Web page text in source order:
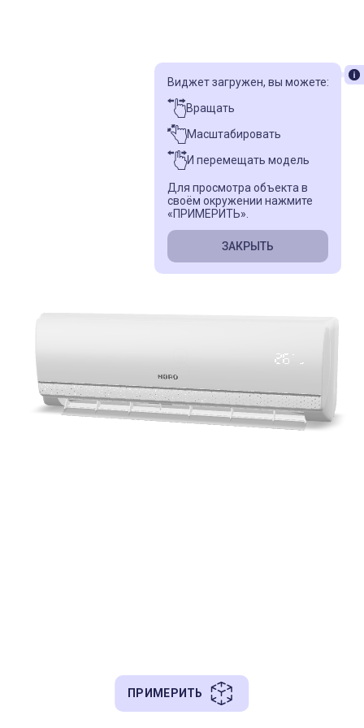
ПРИМЕРИТЬ
Виджет загружен, вы можете:
Вращать
Масштабировать
И перемещать модель
Для просмотра объекта в
своём окружении нажмите
«ПРИМЕРИТЬ».
ЗАКРЫТЬ